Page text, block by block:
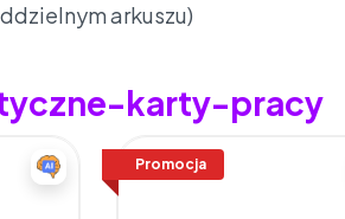
arkuszu)
karty-pracy
Promocja